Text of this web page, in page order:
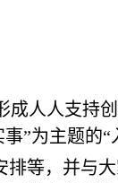
人人支持
”为主题的“
等，并与